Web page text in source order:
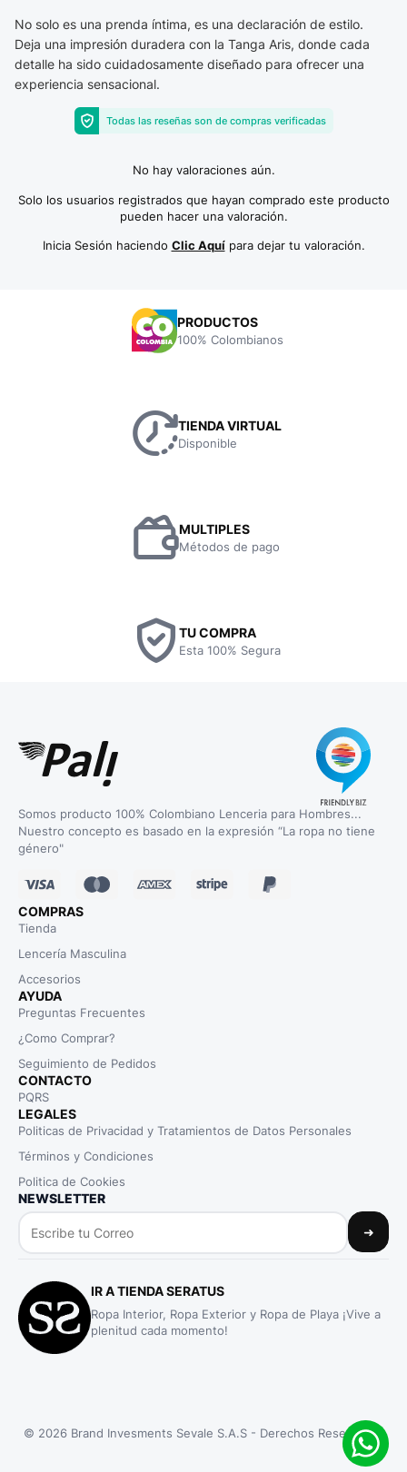
No solo es una prenda íntima, es una declaración de estilo.
Deja una impresión duradera con la Tanga Aris, donde cada
detalle ha sido cuidadosamente diseñado para ofrecer una
experiencia sensacional.
Todas las reseñas son de compras verificadas
No hay valoraciones aún.
Solo los usuarios registrados que hayan comprado este producto
pueden hacer una valoración.
Inicia Sesión haciendo Clic Aquípara dejar tu valoración.
PRODUCTOS
100% Colombianos
TIENDA VIRTUAL
Disponible
MULTIPLES
Métodos de pago
TU COMPRA
Esta 100% Segura
Somos producto 100% Colombiano Lenceria para Hombres...
Nuestro concepto es basado en la expresión “La ropa no tiene
género"
COMPRAS
Tienda
Lencería Masculina
Accesorios
AYUDA
Preguntas Frecuentes
¿Como Comprar?
Seguimiento de Pedidos
CONTACTO
PQRS
LEGALES
Politicas de Privacidad y Tratamientos de Datos Personales
Términos y Condiciones
Politica de Cookies
NEWSLETTER
➜
IR A TIENDA SERATUS
Ropa Interior, Ropa Exterior y Ropa de Playa ¡Vive a
plenitud cada momento!
© 2026 Brand Invesments Sevale S.A.S - Derechos Reservados